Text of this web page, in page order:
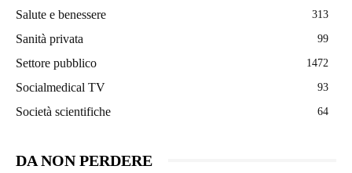
Salute e benessere 313
Sanità privata 99
Settore pubblico 1472
Socialmedical TV 93
Società scientifiche 64
DA NON PERDERE